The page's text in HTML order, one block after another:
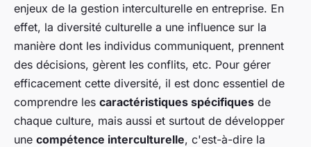
enjeux de la gestion interculturelle en entreprise. En
effet, la diversité culturelle a une influence sur la
manière dont les individus communiquent, prennent
des décisions, gèrent les conflits, etc. Pour gérer
efficacement cette diversité, il est donc essentiel de
comprendre les caractéristiques spécifiques de
chaque culture, mais aussi et surtout de développer
une compétence interculturelle, c'est-à-dire la